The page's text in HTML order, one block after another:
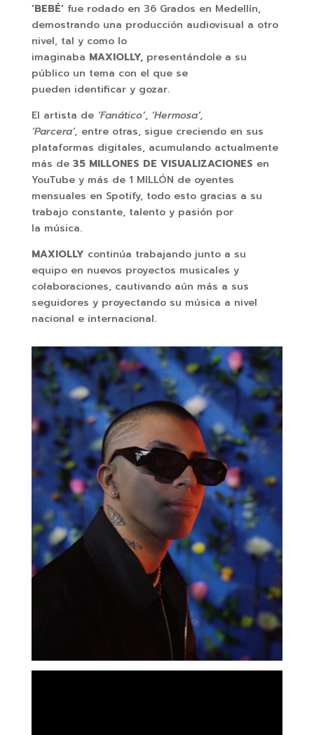
‘BEBÉ’fue rodado en 36 Grados en Medellín,
demostrando una producción audiovisual a otro
nivel, tal y como lo
imaginaba MAXIOLLY, presentándole a su
público un tema con el que se
pueden identificar y gozar.
El artista de ‘Fanático’, ‘Hermosa’,
‘Parcera’, entre otras, sigue creciendo en sus
plataformas digitales, acumulando actualmente
más de 35 MILLONES DE VISUALIZACIONES en
YouTube y más de 1 MILLÓN de oyentes
mensuales en Spotify, todo esto gracias a su
trabajo constante, talento y pasión por
la música.
MAXIOLLY continúa trabajando junto a su
equipo en nuevos proyectos musicales y
colaboraciones, cautivando aún más a sus
seguidores y proyectando su música a nivel
nacional e internacional.